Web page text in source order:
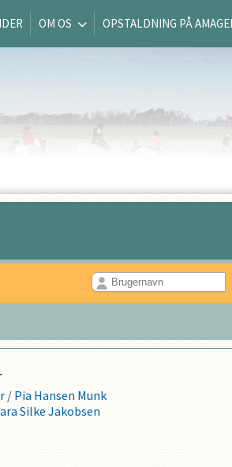
OM OS OPSTALDNING PÅ
/ Pia Hansen Munk
Silke Jakobsen